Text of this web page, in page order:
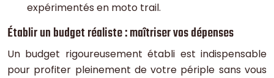
expérimentés en moto trail.
Établir un budget réaliste : maîtriser vos dépenses
Un budget rigoureusement établi est indispensable
pour profiter pleinement de votre périple sans vous